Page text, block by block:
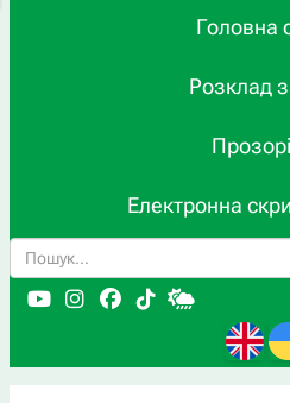
Головна
Розклад
Електронна